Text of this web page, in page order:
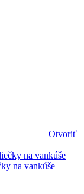
Otvoriť
na vankúše
na vankúše